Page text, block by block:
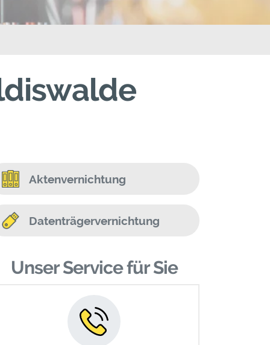
Aktenvernichtung
Datenträgervernichtung
Unser Service für Sie